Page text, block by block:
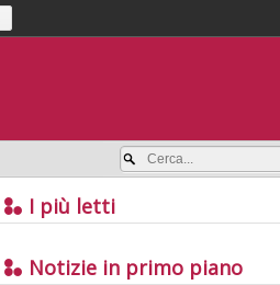
I più letti
Notizie in primo piano